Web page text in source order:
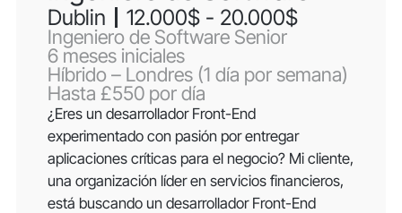
Dublin 12.000$ - 20.000$
Ingeniero de Software Senior
6 meses iniciales
Híbrido – Londres (1 día por semana)
Hasta £550 por día
¿Eres un desarrollador Front-End
experimentado con pasión por entregar
aplicaciones críticas para el negocio? Mi cliente,
una organización líder en servicios financieros,
está buscando un desarrollador Front-End